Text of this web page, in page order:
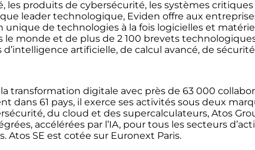
les produits de cybersécurité, les systèmes
leader technologique, Eviden offre aux
de technologies à la fois logicielles et
monde et de plus de 2 100 brevets
artificielle, de calcul avancé, de
transformation digitale avec près de 63 000
dans 61 pays, il exerce ses activités sous deux
du cloud et des supercalculateurs, Atos
accélérées par l’IA, pour tous les secteurs
Atos SE est cotée sur Euronext Paris.